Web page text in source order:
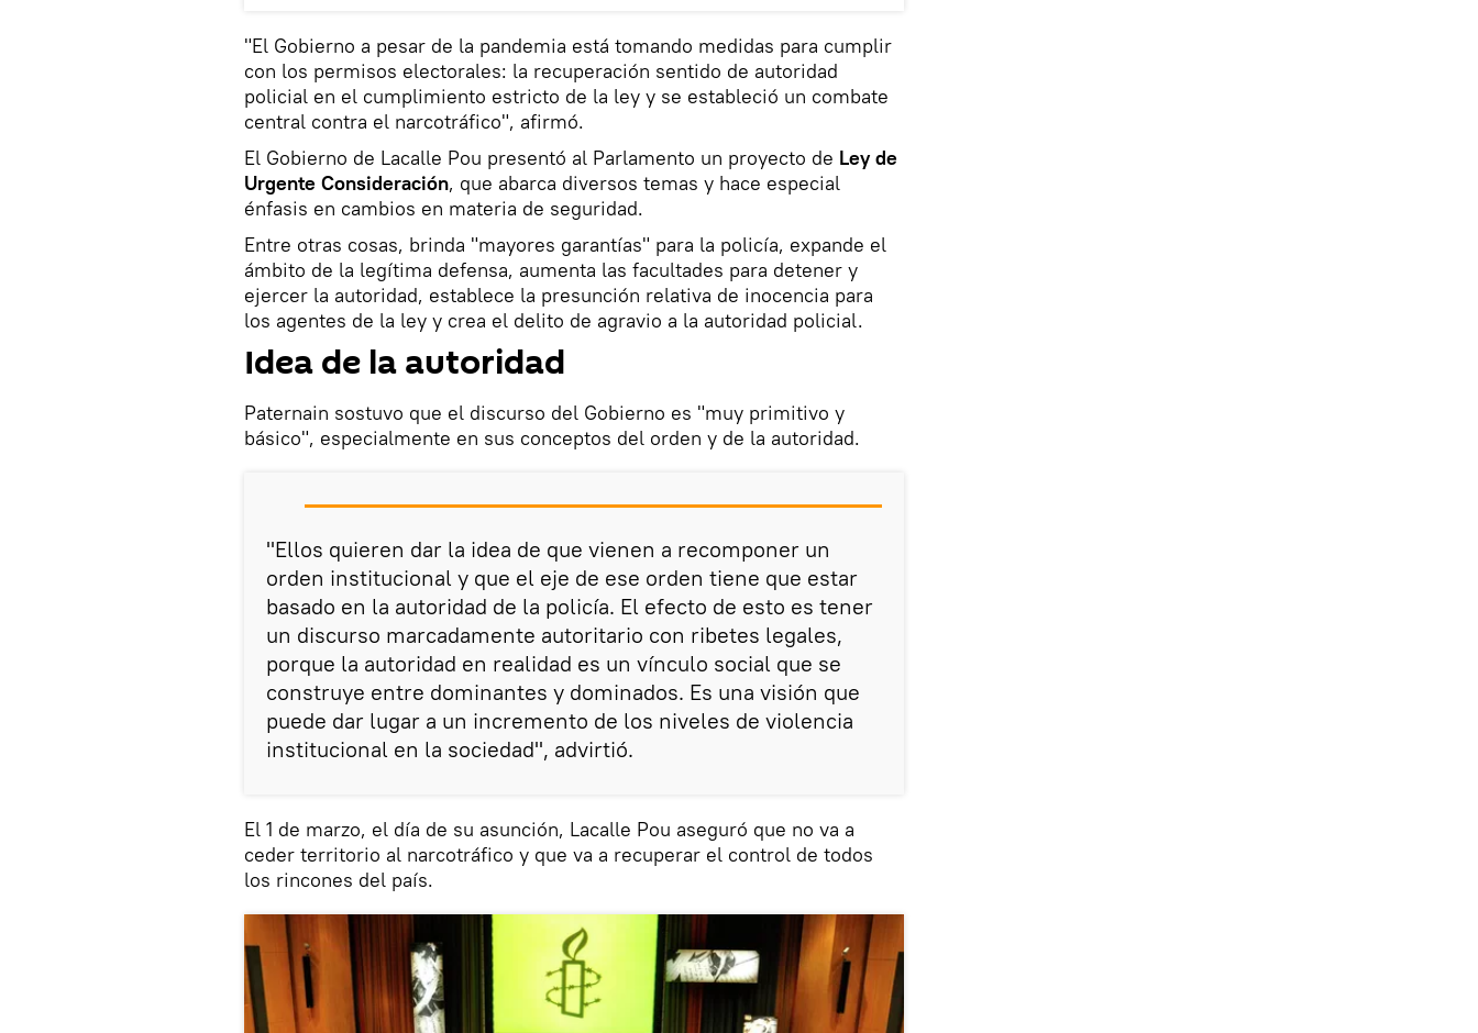
"El Gobierno a pesar de la pandemia está tomando medidas para cumplir
con los permisos electorales: la recuperación sentido de autoridad
policial en el cumplimiento estricto de la ley y se estableció un combate
central contra el narcotráfico", afirmó.
El Gobierno de Lacalle Pou presentó al Parlamento un proyecto de Ley de
Urgente Consideración, que abarca diversos temas y hace especial
énfasis en cambios en materia de seguridad.
Entre otras cosas, brinda "mayores garantías" para la policía, expande el
ámbito de la legítima defensa, aumenta las facultades para detener y
ejercer la autoridad, establece la presunción relativa de inocencia para
los agentes de la ley y crea el delito de agravio a la autoridad policial.
Idea de la autoridad
Paternain sostuvo que el discurso del Gobierno es "muy primitivo y
básico", especialmente en sus conceptos del orden y de la autoridad.
"Ellos quieren dar la idea de que vienen a recomponer un
orden institucional y que el eje de ese orden tiene que estar
basado en la autoridad de la policía. El efecto de esto es tener
un discurso marcadamente autoritario con ribetes legales,
porque la autoridad en realidad es un vínculo social que se
construye entre dominantes y dominados. Es una visión que
puede dar lugar a un incremento de los niveles de violencia
institucional en la sociedad", advirtió.
El 1 de marzo, el día de su asunción, Lacalle Pou aseguró que no va a
ceder territorio al narcotráfico y que va a recuperar el control de todos
los rincones del país.